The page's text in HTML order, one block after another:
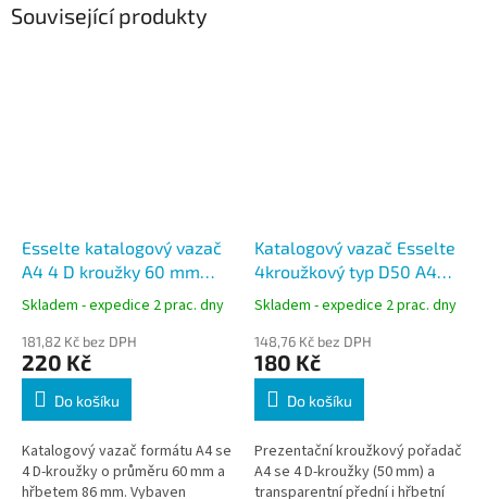
Související produkty
Esselte katalogový vazač
A4 4 D kroužky 60 mm
hřbet 86 mm bílý
Skladem - expedice 2 prac. dny
181,82 Kč bez DPH
220 Kč
Do košíku
Katalogový vazač formátu A4 se
4 D-kroužky o průměru 60 mm a
hřbetem 86 mm. Vybaven
Katalogový vazač Esselte
4kroužkový typ D50 A4
hřbet 77 mm bílý
Skladem - expedice 2 prac. dny
148,76 Kč bez DPH
180 Kč
Do košíku
Prezentační kroužkový pořadač
A4 se 4 D-kroužky (50 mm) a
transparentní přední i hřbetní